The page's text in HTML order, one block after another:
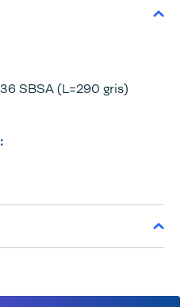
SBSA (L=290 gris)